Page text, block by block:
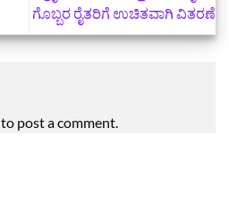
ಗೊಬ್ಬರ ರೈತರಿಗೆ ಉಚಿತವಾಗಿ ವಿತರಣೆ
to post a comment.